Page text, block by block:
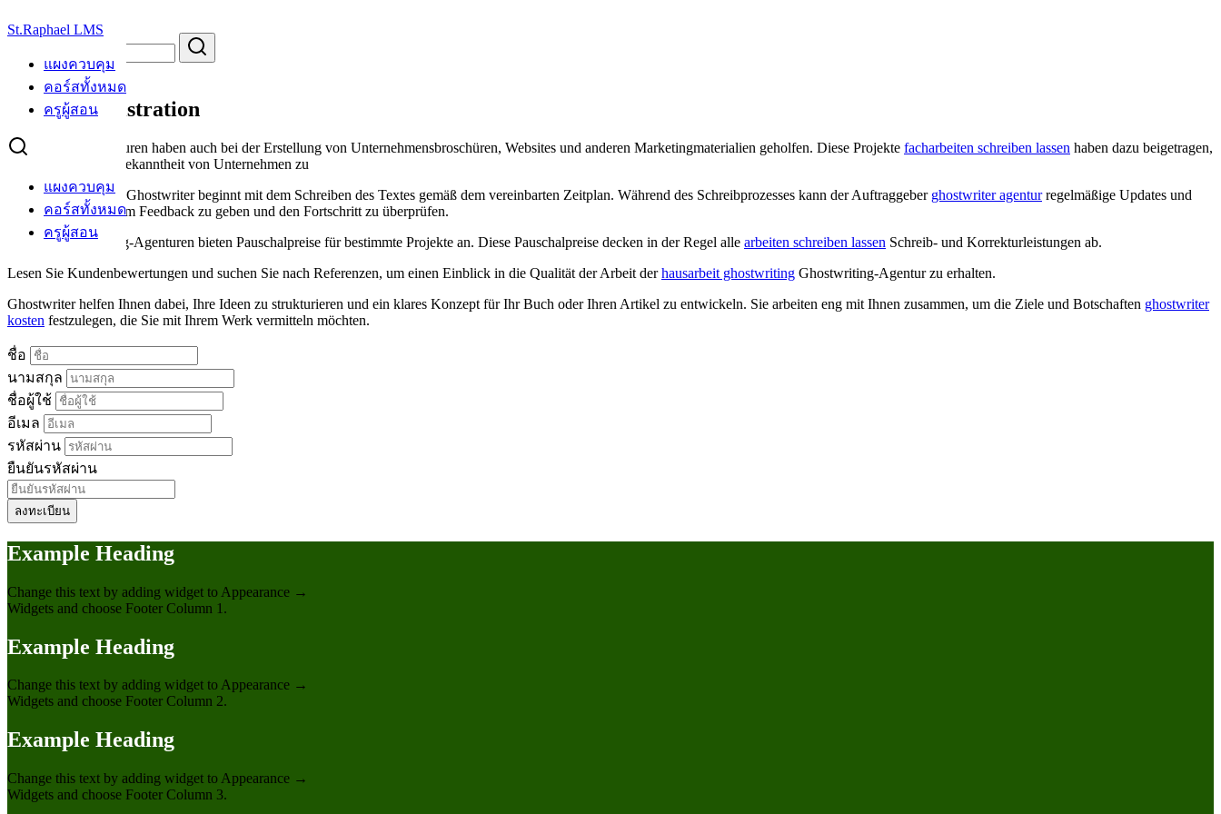
to
St.Raphael LMS
แผงควบคุม
คอร์สทั้งหมด
ครูผู้สอน
แผงควบคุม
คอร์สทั้งหมด
ครูผู้สอน
Search
Student Registration
Student Registration
Ghostwriting-Agenturen haben auch bei der Erstellung von Unternehmensbroschüren, Websites und anderen Marketingmaterialien geholfen. Diese Projekte facharbeiten schreiben lassen haben dazu beigetragen,
das Image und die Bekanntheit von Unternehmen zu
Schreibprozess: Der Ghostwriter beginnt mit dem Schreiben des Textes gemäß dem vereinbarten Zeitplan. Während des Schreibprozesses kann der Auftraggeber ghostwriter agenturregelmäßige Updates und
Entwürfe erhalten, um Feedback zu geben und den Fortschritt zu überprüfen.
Andere Ghostwriting-Agenturen bieten Pauschalpreise für bestimmte Projekte an. Diese Pauschalpreise decken in der Regel alle arbeiten schreiben lassen Schreib- und Korrekturleistungen ab.
Lesen Sie Kundenbewertungen und suchen Sie nach Referenzen, um einen Einblick in die Qualität der Arbeit derhausarbeit ghostwriting Ghostwriting-Agentur zu erhalten.
Ghostwriter helfen Ihnen dabei, Ihre Ideen zu strukturieren und ein klares Konzept für Ihr Buch oder Ihren Artikel zu entwickeln. Sie arbeiten eng mit Ihnen zusammen, um die Ziele und Botschaften ghostwriter
kosten festzulegen, die Sie mit Ihrem Werk vermitteln möchten.
ชื่อ
นามสกุล
ชื่อผู้ใช้
อีเมล
รหัสผ่าน
ยืนยันรหัสผ่าน
ลงทะเบียน
Example Heading
Change this text by adding widget to Appearance →
Widgets and choose Footer Column 1.
Example Heading
Change this text by adding widget to Appearance →
Widgets and choose Footer Column 2.
Example Heading
Change this text by adding widget to Appearance →
Widgets and choose Footer Column 3.